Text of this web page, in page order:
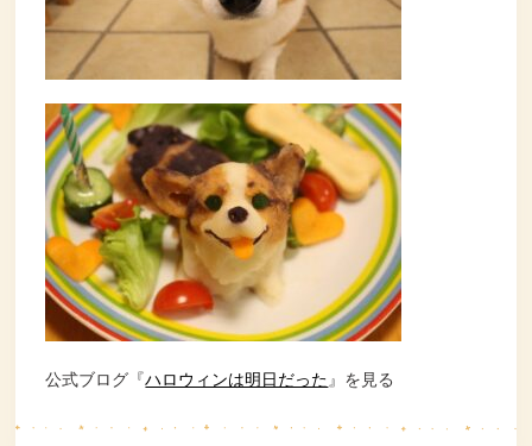
公式ブログ『ハロウィンは明日だった 』を見る